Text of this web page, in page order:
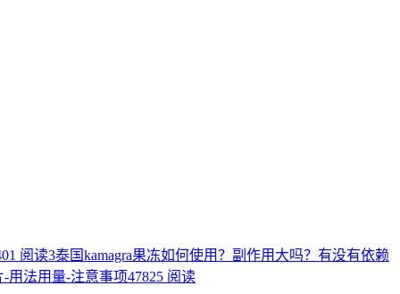
阅读3泰国kamagra果冻如何使用？副作用大吗？有没有依赖
用法用量-注意事项47825 阅读